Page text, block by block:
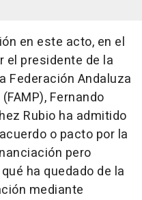
en este acto, en el
el presidente de la
Federación Andaluza
Fernando
Rubio ha admitido
o pacto por la
pero
ha quedado de la
mediante